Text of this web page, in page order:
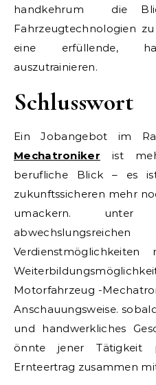
handkehrum die
Fahrzeugtechnologien
eine erfüllende,
auszutrainieren.
Schlusswort
Ein Jobangebot im
Mechatroniker ist
berufliche Blick – es
zukunftssicheren mehr
umackern. unter
Motorfahrzeug -
Anschauungsweise.
und handwerkliches
önnte jener Tätigkeit
Ernteertrag zusammen